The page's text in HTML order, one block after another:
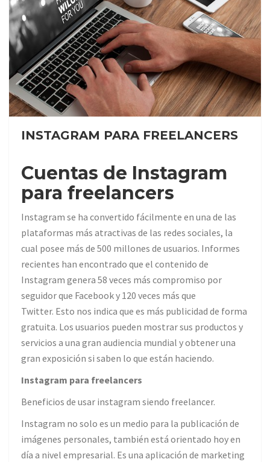
INSTAGRAM PARA FREELANCERS
Cuentas de Instagram
para freelancers
Instagram se ha convertido fácilmente en una de las
plataformas más atractivas de las redes sociales, la
cual posee más de 500 millones de usuarios. Informes
recientes han encontrado que el contenido de
Instagram genera 58 veces más compromiso por
seguidor que Facebook y 120 veces más que
Twitter. Esto nos indica que es más publicidad de forma
gratuita. Los usuarios pueden mostrar sus productos y
servicios a una gran audiencia mundial y obtener una
gran exposición si saben lo que están haciendo.
Instagram para freelancers
Beneficios de usar instagram siendo freelancer.
Instagram no solo es un medio para la publicación de
imágenes personales, también está orientado hoy en
día a nivel empresarial. Es una aplicación de marketing